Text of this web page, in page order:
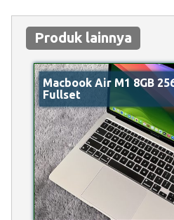
Produk lainnya
Macbook Air M1 8GB
Fullset